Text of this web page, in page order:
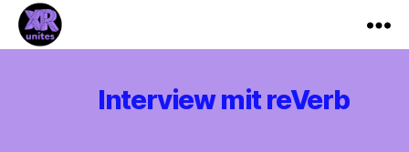
Interview mit reVerb